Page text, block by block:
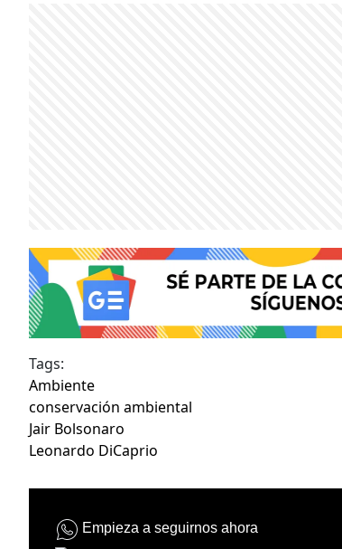
Tags:
Ambiente
conservación ambiental
Jair Bolsonaro
Leonardo DiCaprio
Empieza a seguirnos ahora